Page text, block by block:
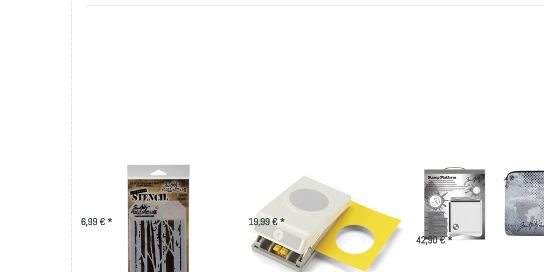
Tim Holtz Layered Stencil
4.125"X8.5"-Birch
6,99 € *
Large Punch-Circle, 2" =
50,8 mm
19,99 € *
Tim Holtz
Stempelplattform mit
Schutzhülle
42,90 € *